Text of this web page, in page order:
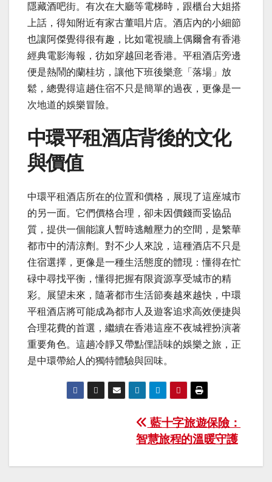
隱藏酒吧街。有次在大廳等電梯時，跟櫃台大姐搭
上話，得知附近有家古董唱片店。酒店內的小細節
也讓阿傑覺得很有趣，比如電視牆上偶爾會有香港
經典電影海報，彷如穿越回老香港。平租酒店旁邊
便是熱鬧的蘭桂坊，讓他下班後樂意「落場」放
鬆，總覺得這趟住宿不只是簡單的過夜，更像是一
次地道的娛樂冒險。
中環平租酒店背後的文化
與價值
中環平租酒店所在的位置和價格，展現了這座城市
的另一面。它們價格合理，卻未因價錢而妥協品
質，提供一個能讓人暫時逃離壓力的空間，是繁華
都市中的清涼劑。對不少人來說，這種酒店不只是
住宿選擇，更像是一種生活態度的體現：懂得在忙
碌中尋找平衡，懂得把握有限資源享受城市的精
彩。展望未來，隨著都市生活節奏越來越快，中環
平租酒店將可能成為都市人及遊客追求高效便捷與
合理花費的首選，繼續在香港這座不夜城裡扮演著
重要角色。這趟冷靜又帶點俚語味的娛樂之旅，正
是中環帶給人的獨特體驗與回味。
藍十字旅遊保險：
智慧旅程的溫暖守護